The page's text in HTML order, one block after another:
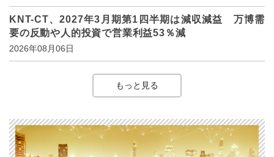
KNT-CT、2027年3月期第1四半期は減収減益 万博需
要の反動や人的投資で営業利益53％減
2026年08月06日
もっと見る